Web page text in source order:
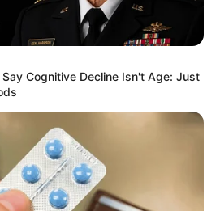
Cognitive Decline Isn't Age: Just